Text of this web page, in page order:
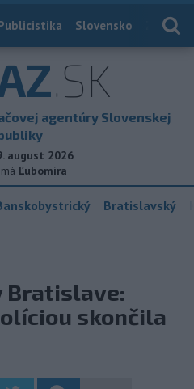
Slovensko
.SK
agentúry Slovenskej
august 2026
Ľubomíra
Bratislavský
Bratislave:
skončila